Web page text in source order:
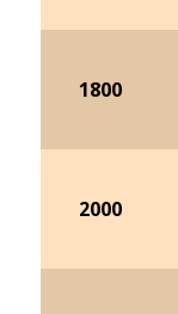
1800
2000